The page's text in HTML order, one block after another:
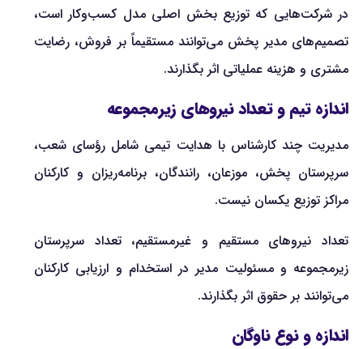
در شرکت‌هایی که توزیع بخش اصلی مدل کسب‌وکار است،
تصمیم‌های مدیر پخش می‌توانند مستقیماً بر فروش، رضایت
مشتری و هزینه عملیاتی اثر بگذارند.
اندازه تیم و تعداد نیروهای زیرمجموعه
مدیریت چند کارشناس با هدایت تیمی شامل رؤسای شعب،
سرپرستان پخش، موزعان، رانندگان، برنامه‌ریزان و کارکنان
مراکز توزیع یکسان نیست.
تعداد نیروهای مستقیم و غیرمستقیم، تعداد سرپرستان
زیرمجموعه و مسئولیت مدیر در استخدام و ارزیابی کارکنان
می‌توانند بر حقوق اثر بگذارند.
اندازه و نوع ناوگان